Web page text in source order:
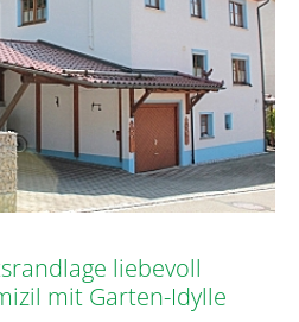
liebevoll
mit Garten-Idylle